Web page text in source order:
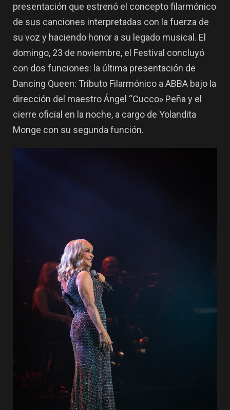
presentación que estrenó el concepto filarmónico
de sus canciones interpretadas con la fuerza de
su voz y haciendo honor a su legado musical. El
domingo, 23 de noviembre, el Festival concluyó
con dos funciones: la última presentación de
Dancing Queen: Tributo Filarmónico a ABBA bajo la
dirección del maestro Ángel “Cucco» Peña y el
cierre oficial en la noche, a cargo de Yolandita
Monge con su segunda función.